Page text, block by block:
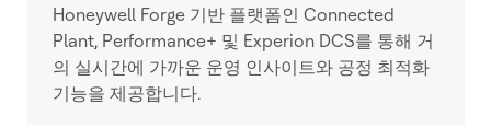
Honeywell Forge 기반 플랫폼인 Connected
Plant, Performance+ 및 Experion DCS를 통해 거
의 실시간에 가까운 운영 인사이트와 공정 최적화
기능을 제공합니다.